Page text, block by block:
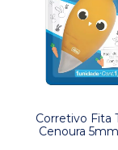
Corretivo Fita
Cenoura